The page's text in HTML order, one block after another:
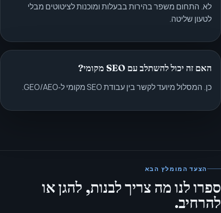
לא. התחום משפר בהירות בבעלות ומוכנות לציטוטים מבלי
לטעון שליטה.
האם זה יכול להשתלב עם SEO מקומי?
כן. המסלול מיועד לקשר בין עבודת SEO מקומי ל‑GEO/AEO.
הצעד המומלץ הבא
ספרו לנו מה צריך לבנות, להגן או
להרחיב.